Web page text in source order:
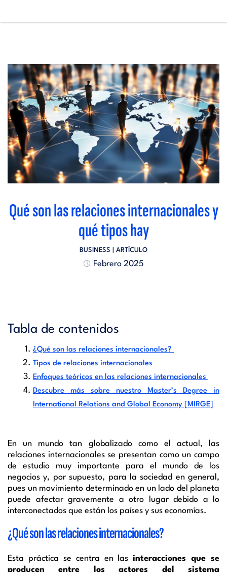
contenido
Qué son las relaciones internacionales y
qué tipos hay
BUSINESS | ARTÍCULO
Febrero 2025
Tabla de contenidos
¿Qué son las relaciones internacionales?
Tipos de relaciones internacionales
Enfoques teóricos en las relaciones internacionales
Descubre más sobre nuestro Master’s Degree in
International Relations and Global Economy [MIRGE]
En un mundo tan globalizado como el actual, las
relaciones internacionales se presentan como un campo
de estudio muy importante para el mundo de los
negocios y, por supuesto, para la sociedad en general,
pues un movimiento determinado en un lado del planeta
puede afectar gravemente a otro lugar debido a lo
interconectados que están los países y sus economías.
¿Qué son las relaciones internacionales?
Esta práctica se centra en lasinteracciones que se
producen entre los actores del sistema